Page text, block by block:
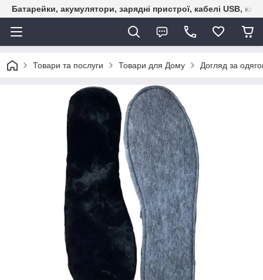
Батарейки, акумулятори, зарядні пристрої, кабелі USB,
Товари та послуги Товари для Дому Догляд за